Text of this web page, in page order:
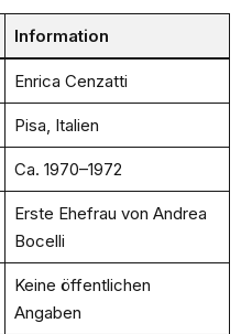
Information
Enrica Cenzatti
Pisa, Italien
Ca. 1970–1972
Erste Ehefrau von Andrea
Bocelli
Keine öffentlichen
Angaben